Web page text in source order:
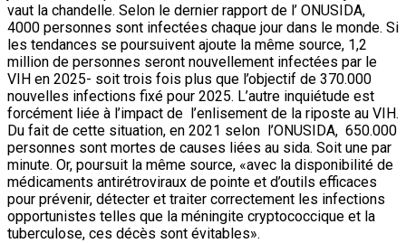
vaut la chandelle. Selon le dernier rapport de l’ ONUSIDA,
4000 personnes sont infectées chaque jour dans le monde. Si
les tendances se poursuivent ajoute la même source, 1,2
million de personnes seront nouvellement infectées par le
VIH en 2025- soit trois fois plus que l’objectif de 370.000
nouvelles infections fixé pour 2025. L’autre inquiétude est
forcément liée à l’impact de l’enlisement de la riposte au VIH.
Du fait de cette situation, en 2021 selon l’ONUSIDA, 650.000
personnes sont mortes de causes liées au sida. Soit une par
minute. Or, poursuit la même source, «avec la disponibilité de
médicaments antirétroviraux de pointe et d’outils efficaces
pour prévenir, détecter et traiter correctement les infections
opportunistes telles que la méningite cryptococcique et la
tuberculose, ces décès sont évitables».